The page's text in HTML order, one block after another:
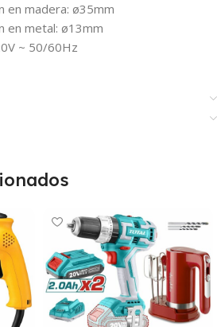
en madera: ø35mm
en metal: ø13mm
~ 50/60Hz